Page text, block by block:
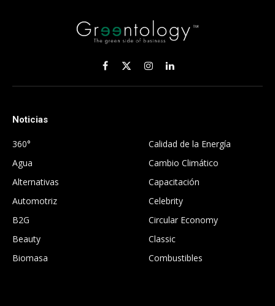
Facebook
X
(Twitter)
InstagramLinkedIn
Noticias
360°
Agua
Alternativas
Automotriz
B2G
Beauty
Biomasa
Calidad de la Energía
Cambio Climático
Capacitación
Celebrity
Circular Economy
Classic
Combustibles